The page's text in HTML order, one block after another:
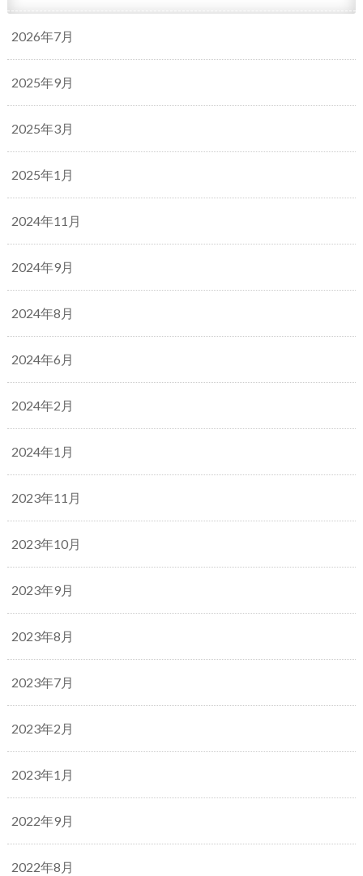
2026年7月
2025年9月
2025年3月
2025年1月
2024年11月
2024年9月
2024年8月
2024年6月
2024年2月
2024年1月
2023年11月
2023年10月
2023年9月
2023年8月
2023年7月
2023年2月
2023年1月
2022年9月
2022年8月